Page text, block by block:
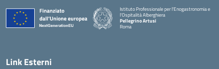
Istituto Professionale per l'Enogastronomia e
l'Ospitalità Alberghiera
Pellegrino Artusi
Roma
Link Esterni